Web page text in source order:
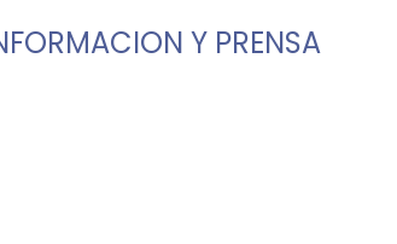
Y PRENSA